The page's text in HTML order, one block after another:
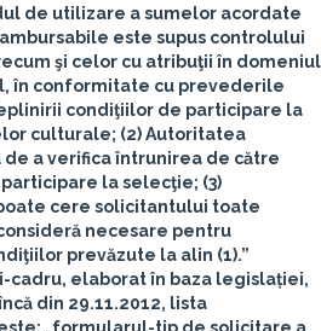
de utilizare a sumelor acordate
este supus controlului
şi celor cu atribuţii în domeniul
în conformitate cu prevederile
condiţiilor de participare la
culturale; (2) Autoritatea
a verifica întrunirea de către
la selecţie; (3)
cere solicitantului toate
necesare pentru
prevăzute la alin (1).”
cadru, elaborat în baza legislației,
din 29.11.2012, lista